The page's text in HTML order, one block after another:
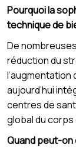
Pourquoi la
technique de
De
réduction du
l’augmentation
aujourd’hui
centres de
global du corps
Quand peut-